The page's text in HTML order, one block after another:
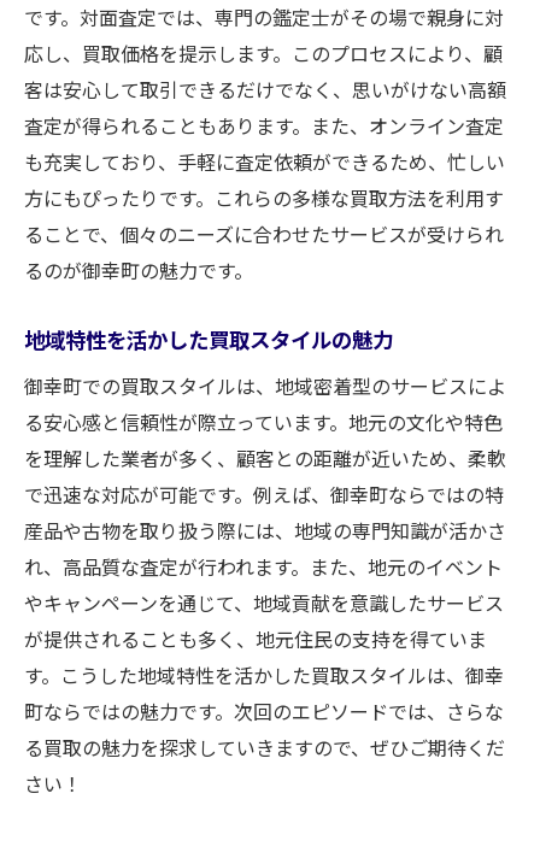
です。対面査定では、専門の鑑定士がその場で親身に対
応し、買取価格を提示します。このプロセスにより、顧
客は安心して取引できるだけでなく、思いがけない高額
査定が得られることもあります。また、オンライン査定
も充実しており、手軽に査定依頼ができるため、忙しい
方にもぴったりです。これらの多様な買取方法を利用す
ることで、個々のニーズに合わせたサービスが受けられ
るのが御幸町の魅力です。
地域特性を活かした買取スタイルの魅力
御幸町での買取スタイルは、地域密着型のサービスによ
る安心感と信頼性が際立っています。地元の文化や特色
を理解した業者が多く、顧客との距離が近いため、柔軟
で迅速な対応が可能です。例えば、御幸町ならではの特
産品や古物を取り扱う際には、地域の専門知識が活かさ
れ、高品質な査定が行われます。また、地元のイベント
やキャンペーンを通じて、地域貢献を意識したサービス
が提供されることも多く、地元住民の支持を得ていま
す。こうした地域特性を活かした買取スタイルは、御幸
町ならではの魅力です。次回のエピソードでは、さらな
る買取の魅力を探求していきますので、ぜひご期待くだ
さい！